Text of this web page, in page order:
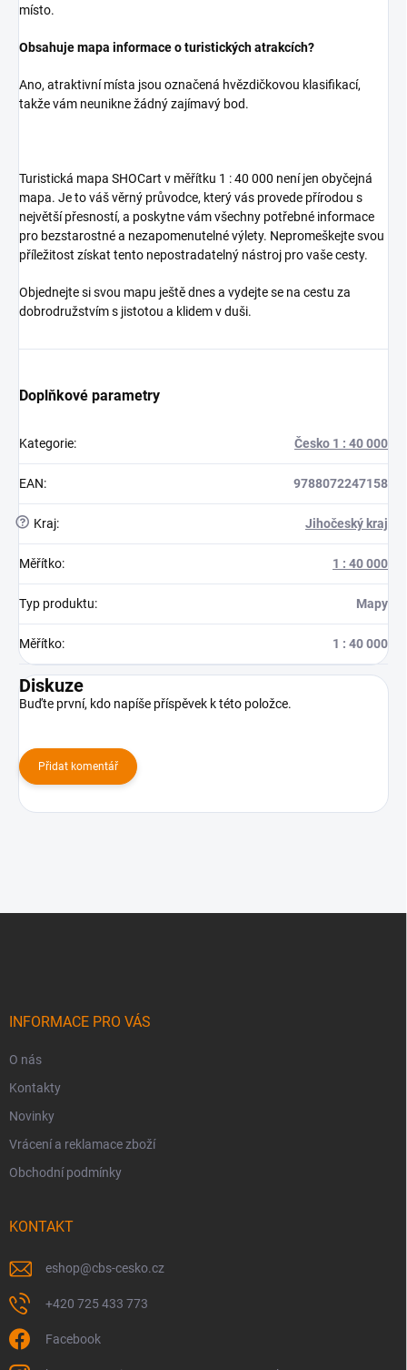
místo.
Obsahuje mapa informace o turistických atrakcích?
Ano, atraktivní místa jsou označená hvězdičkovou klasifikací,
takže vám neunikne žádný zajímavý bod.
Turistická mapa SHOCart v měřítku 1 : 40 000 není jen obyčejná
mapa. Je to váš věrný průvodce, který vás provede přírodou s
největší přesností, a poskytne vám všechny potřebné informace
pro bezstarostné a nezapomenutelné výlety. Nepromeškejte svou
příležitost získat tento nepostradatelný nástroj pro vaše cesty.
Objednejte si svou mapu ještě dnes a vydejte se na cestu za
dobrodružstvím s jistotou a klidem v duši.
Doplňkové parametry
Kategorie: Česko 1 : 40 000
EAN: 9788072247158
? Kraj: Jihočeský kraj
Měřítko: 1 : 40 000
Typ produktu: Mapy
Měřítko: 1 : 40 000
Diskuze
Buďte první, kdo napíše příspěvek k této položce.
Přidat komentář
INFORMACE PRO VÁS
O nás
Kontakty
Novinky
Vrácení a reklamace zboží
Obchodní podmínky
KONTAKT
eshop@cbs-cesko.cz
+420 725 433 773
Facebook